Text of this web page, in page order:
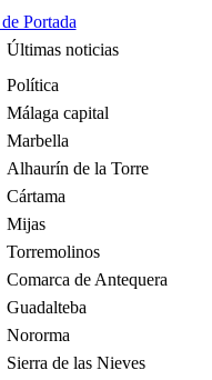
Portada
Últimas noticias
Política
Málaga capital
Marbella
Alhaurín de la Torre
Cártama
Mijas
Torremolinos
Comarca de Antequera
Guadalteba
Nororma
Sierra de las Nieves